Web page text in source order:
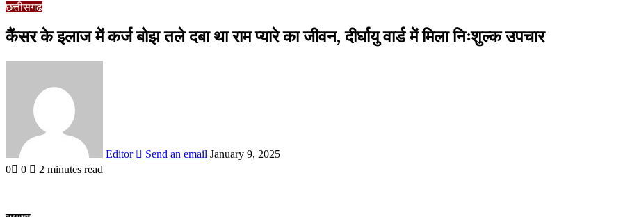
छत्तीसगढ
कैंसर के इलाज में कर्ज बोझ तले दबा था राम प्यारे का जीवन, दीर्घायु वार्ड में मिला निःशुल्क उपचार
Editor Send an email January 9, 2025
0
0 2 minutes read